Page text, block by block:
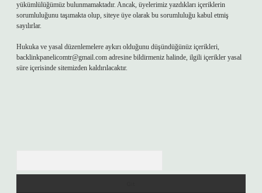
yükümlülüğümüz bulunmamaktadır. Ancak, üyelerimiz yazdıkları içeriklerin
sorumluluğunu taşımakta olup, siteye üye olarak bu sorumluluğu kabul etmiş
sayılırlar.
Hukuka ve yasal düzenlemelere aykırı olduğunu düşündüğünüz içerikleri,
backlinkpanelicomtr@gmail.com adresine bildirmeniz halinde, ilgili içerikler yasal
süre içerisinde sitemizden kaldırılacaktır.